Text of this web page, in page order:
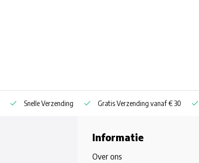
Snelle Verzending Gratis Verzending vanaf € 30
Informatie
Over ons